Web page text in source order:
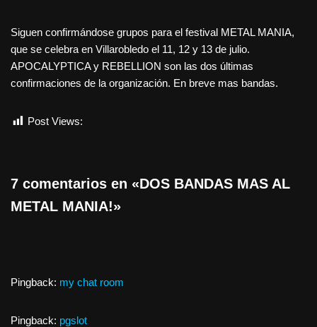
Siguen confirmándose grupos para el festival METAL MANIA,
que se celebra en Villarobledo el 11, 12 y 13 de julio.
APOCALYPTICA y REBELLION son las dos últimas
confirmaciones de la organización. En breve mas bandas.
Post Views:
7 comentarios en «DOS BANDAS MAS AL
METAL MANIA!»
Pingback: my chat room
Pingback: pgslot